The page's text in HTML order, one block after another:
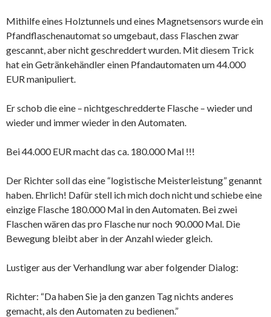
Mithilfe eines Holztunnels und eines Magnetsensors wurde ein
Pfandflaschenautomat so umgebaut, dass Flaschen zwar
gescannt, aber nicht geschreddert wurden. Mit diesem Trick
hat ein Getränkehändler einen Pfandautomaten um 44.000
EUR manipuliert.
Er schob die eine – nichtgeschredderte Flasche – wieder und
wieder und immer wieder in den Automaten.
Bei 44.000 EUR macht das ca. 180.000 Mal !!!
Der Richter soll das eine “logistische Meisterleistung” genannt
haben. Ehrlich! Dafür stell ich mich doch nicht und schiebe eine
einzige Flasche 180.000 Mal in den Automaten. Bei zwei
Flaschen wären das pro Flasche nur noch 90.000 Mal. Die
Bewegung bleibt aber in der Anzahl wieder gleich.
Lustiger aus der Verhandlung war aber folgender Dialog:
Richter: “Da haben Sie ja den ganzen Tag nichts anderes
gemacht, als den Automaten zu bedienen.”